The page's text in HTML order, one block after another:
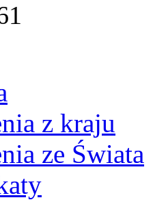
z kraju
ze Świata